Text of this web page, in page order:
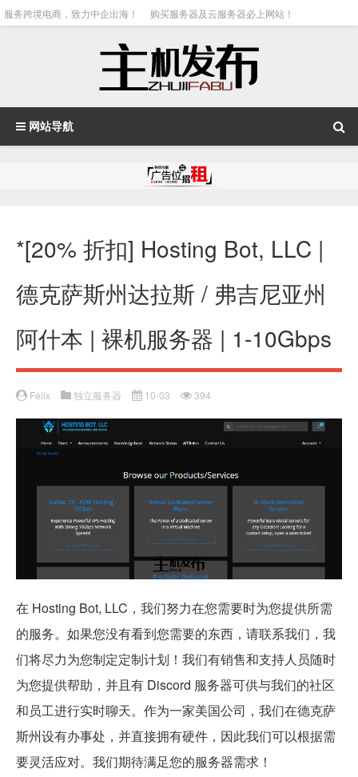
服务跨境电商，致力中企出海！ 购买服务器及云服务器必上网站！
网站导航
*[20% 折扣] Hosting Bot, LLC |
德克萨斯州达拉斯 / 弗吉尼亚州
阿什本 | 裸机服务器 | 1-10Gbps
Felix 独立服务器 10-03 394
在 Hosting Bot, LLC，我们努力在您需要时为您提供所需
的服务。如果您没有看到您需要的东西，请联系我们，我
们将尽力为您制定定制计划！我们有销售和支持人员随时
为您提供帮助，并且有 Discord 服务器可供与我们的社区
和员工进行实时聊天。作为一家美国公司，我们在德克萨
斯州设有办事处，并直接拥有硬件，因此我们可以根据需
要灵活应对。我们期待满足您的服务器需求！